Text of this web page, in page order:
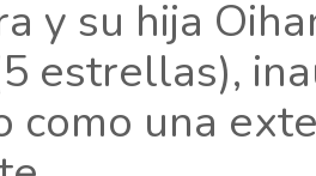
y su hija
estrellas),
como una